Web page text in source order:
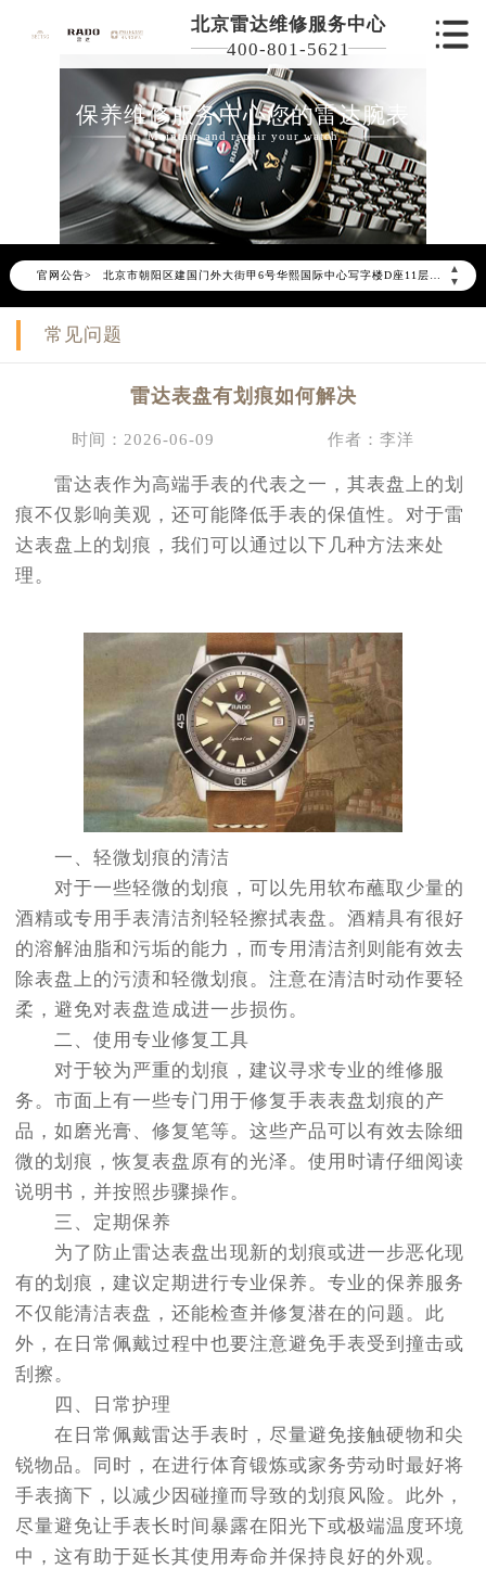
北京雷达维修服务中心
400-801-5621
保养维修服务中心您的雷达腕表
Maintain and repair your watch
官网公告>
▲
▼
2026年6月雷达北京市售后服务网络优化升级公告
2026年6月北京市雷达官方售后客户服务热线：400-801-5621
2026年6月雷达售后服务中心最新网点地址：
北京市东城区东长安街1号东方广场写字楼W3座6层602室（需提前预约）
北京市朝阳区建国门外大街甲6号华熙国际中心D座11层1102室雷达售后服务中心（需提前预约）
常见问题
雷达表盘有划痕如何解决
时间：2026-06-09 作者：李洋
雷达表作为高端手表的代表之一，其表盘上的划
痕不仅影响美观，还可能降低手表的保值性。对于雷
达表盘上的划痕，我们可以通过以下几种方法来处
理。
一、轻微划痕的清洁
对于一些轻微的划痕，可以先用软布蘸取少量的
酒精或专用手表清洁剂轻轻擦拭表盘。酒精具有很好
的溶解油脂和污垢的能力，而专用清洁剂则能有效去
除表盘上的污渍和轻微划痕。注意在清洁时动作要轻
柔，避免对表盘造成进一步损伤。
二、使用专业修复工具
对于较为严重的划痕，建议寻求专业的维修服
务。市面上有一些专门用于修复手表表盘划痕的产
品，如磨光膏、修复笔等。这些产品可以有效去除细
微的划痕，恢复表盘原有的光泽。使用时请仔细阅读
说明书，并按照步骤操作。
三、定期保养
为了防止雷达表盘出现新的划痕或进一步恶化现
有的划痕，建议定期进行专业保养。专业的保养服务
不仅能清洁表盘，还能检查并修复潜在的问题。此
外，在日常佩戴过程中也要注意避免手表受到撞击或
刮擦。
四、日常护理
在日常佩戴雷达手表时，尽量避免接触硬物和尖
锐物品。同时，在进行体育锻炼或家务劳动时最好将
手表摘下，以减少因碰撞而导致的划痕风险。此外，
尽量避免让手表长时间暴露在阳光下或极端温度环境
中，这有助于延长其使用寿命并保持良好的外观。